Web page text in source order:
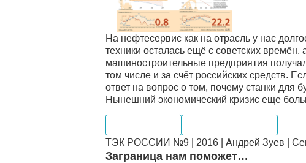
На нефтесервис как на отрасль у нас
техники осталась ещё с советских
машиностроительные предприятия
том числе и за счёт российских средств.
ответ на вопрос о том, почему станки
Нынешний экономический кризис еще
ТЭК РОССИИ №9 | 2016 | Андрей Зуев |
Заграница нам поможет…